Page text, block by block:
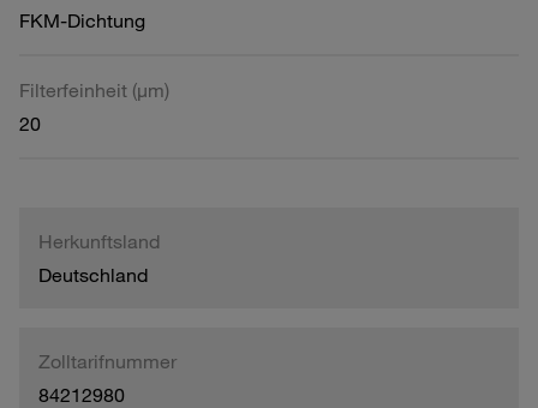
FKM-Dichtung
Filterfeinheit (µm)
20
Herkunftsland
Deutschland
Zolltarifnummer
84212980